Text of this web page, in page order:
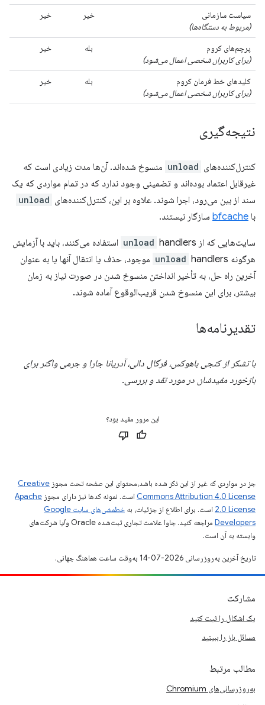
سیاست سازمانی
(مربوط به دستگاه‌ها)
خیر خیر
پرچم‌های کروم
(برای کاربران شخصی اعمال می‌شود)
بله خیر
کلیدهای خط فرمان کروم
(برای کاربران شخصی اعمال می‌شود)
بله خیر
نتیجه‌گیری
کنترل‌کننده‌های unload منسوخ شده‌اند. آن‌ها مدت زیادی است که
غیرقابل اعتماد بوده‌اند و تضمینی وجود ندارد که در تمام مواردی که یک
سند از بین می‌رود، اجرا شوند. علاوه بر این، کنترل‌کننده‌های unload
با bfcache سازگار نیستند.
سایت‌هایی که از unload handlers استفاده می‌کنند، باید با آزمایش
هرگونه
unload handlers موجود، حذف یا انتقال آنها یا به عنوان
آخرین راه حل، به تأخیر انداختن منسوخ شدن در صورت نیاز به زمان
بیشتر، برای این منسوخ شدن قریب‌الوقوع آماده شوند.
تقدیرنامه‌ها
با تشکر از کنجی باهوکس، فرگال دالی، آدریانا جارا و جرمی واگنر برای
بازخورد مفیدشان در مورد نقد و بررسی.
این مرور مفید بود؟
جز در مواردی که غیر از این ذکر شده باشد،‌محتوای این صفحه تحت مجوز Creative
Commons Attribution 4.0 License است. نمونه کدها نیز دارای مجوز Apache
2.0 License است. برای اطلاع از جزئیات، به
خطمشی‌های سایت Google
Developers‏
مراجعه کنید. جاوا علامت تجاری ثبت‌شده Oracle و/یا شرکت‌های
وابسته به آن است.
تاریخ آخرین به‌روزرسانی 2026-07-14 به‌وقت ساعت هماهنگ جهانی.
مشارکت
یک اشکال را ثبت کنید
مسائل باز را ببینید
مطالب مرتبط
به‌روزرسانی‌های Chromium